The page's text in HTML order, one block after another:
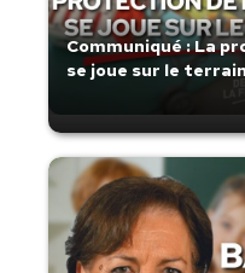
Communiqué : La
se joue sur le